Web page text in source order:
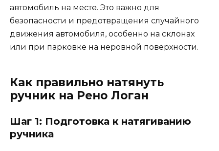
автомобиль на месте. Это важно для
безопасности и предотвращения случайного
движения автомобиля, особенно на склонах
или при парковке на неровной поверхности.
Как правильно натянуть
ручник на Рено Логан
Шаг 1: Подготовка к натягиванию
ручника